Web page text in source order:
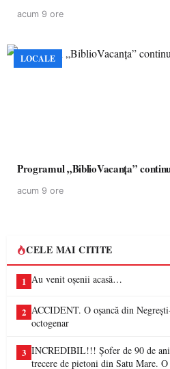
acum 9 ore
LOCALE
Programul „BiblioVacanța”
acum 9 ore
CELE MAI CITITE
1 Au venit oșenii acasă…
2 ACCIDENT. O oșancă din
octogenar
3 INCREDIBIL!!! Șofer de 90 de ani
trecere de pietoni din Satu Mare.